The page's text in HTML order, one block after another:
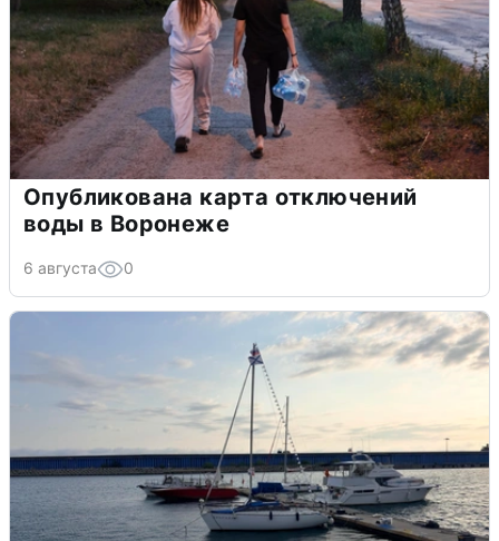
Опубликована карта отключений
воды в Воронеже
6 августа 0